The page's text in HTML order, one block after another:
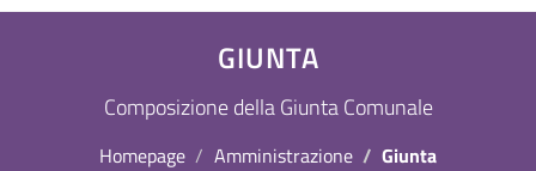
GIUNTA
Composizione della Giunta Comunale
Homepage Amministrazione Giunta